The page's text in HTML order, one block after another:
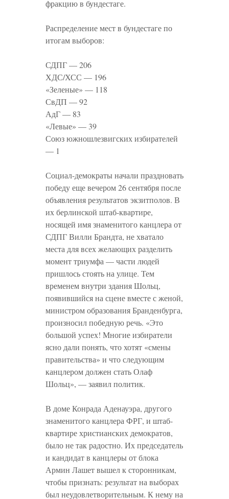
фракцию в бундестаге.
Распределение мест в бундестаге по
итогам выборов:
СДПГ — 206
ХДС/ХСС — 196
«Зеленые» — 118
СвДП — 92
АдГ — 83
«Левые» — 39
Союз южношлезвигских избирателей
— 1
Социал-демократы начали праздновать
победу еще вечером 26 сентября после
объявления результатов экзитполов. В
их берлинской штаб-квартире,
носящей имя знаменитого канцлера от
СДПГ Вилли Брандта, не хватало
места для всех желающих разделить
момент триумфа — части людей
пришлось стоять на улице. Тем
временем внутри здания Шольц,
появившийся на сцене вместе с женой,
министром образования Бранденбурга,
произносил победную речь. «Это
большой успех! Многие избиратели
ясно дали понять, что хотят «смены
правительства» и что следующим
канцлером должен стать Олаф
Шольц», — заявил политик.
В доме Конрада Аденауэра, другого
знаменитого канцлера ФРГ, и штаб-
квартире христианских демократов,
было не так радостно. Их председатель
и кандидат в канцлеры от блока
Армин Лашет вышел к сторонникам,
чтобы признать: результат на выборах
был неудовлетворительным. К нему на